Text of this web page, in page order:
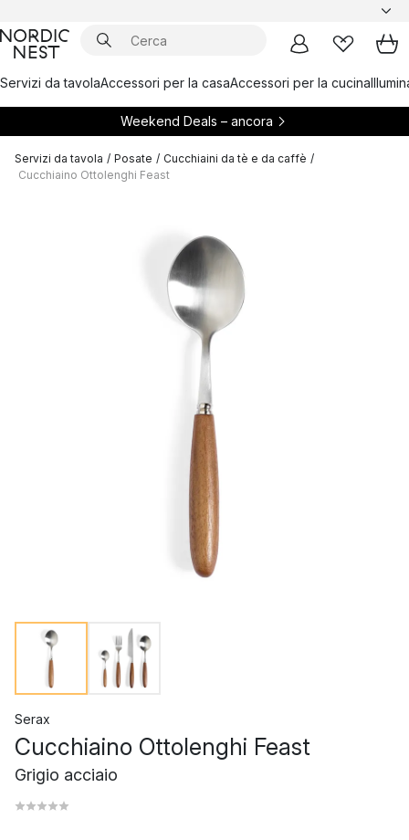
Servizi da tavolaAccessori per la casaAccessori per la cucina
Weekend Deals – ancora
Servizi da tavola / Posate / Cucchiaini da tè e da caffè /
Cucchiaino Ottolenghi Feast
Serax
Cucchiaino Ottolenghi Feast
Grigio acciaio